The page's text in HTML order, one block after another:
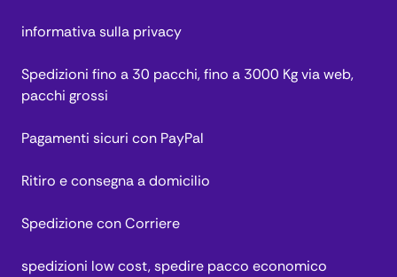
informativa sulla privacy
Spedizioni fino a 30 pacchi, fino a 3000 Kg via web,
pacchi grossi
Pagamenti sicuri con PayPal
Ritiro e consegna a domicilio
Spedizione con Corriere
spedizioni low cost, spedire pacco economico